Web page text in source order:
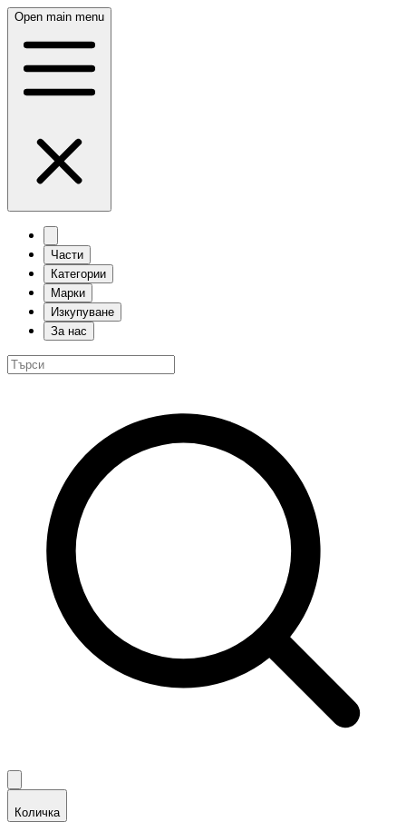
Open main menu
Части
Категории
Марки
Изкупуване
За нас
Количка